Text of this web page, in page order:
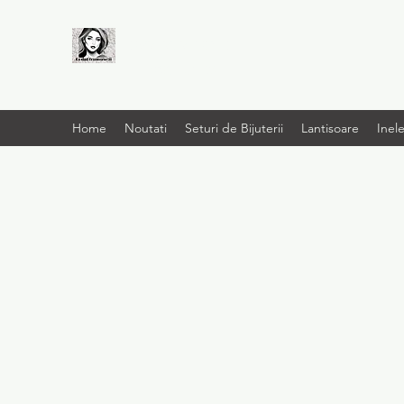
Home Noutati Seturi de Bijuterii Lantisoare Inele